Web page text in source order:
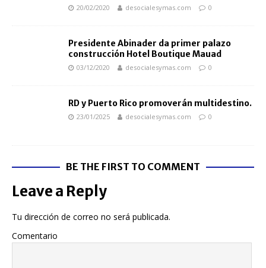
20/02/2020 desocialesymas.com 0
Presidente Abinader da primer palazo
construcción Hotel Boutique Mauad
03/12/2020 desocialesymas.com 0
RD y Puerto Rico promoverán multidestino.
23/01/2025 desocialesymas.com 0
BE THE FIRST TO COMMENT
Leave a Reply
Tu dirección de correo no será publicada.
Comentario